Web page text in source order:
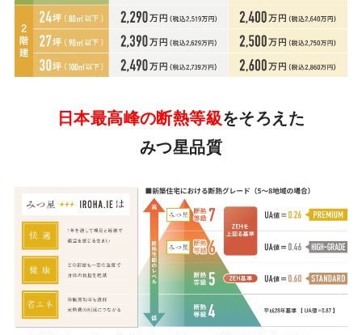
日本最高峰の断熱等級をそろえた
みつ星品質